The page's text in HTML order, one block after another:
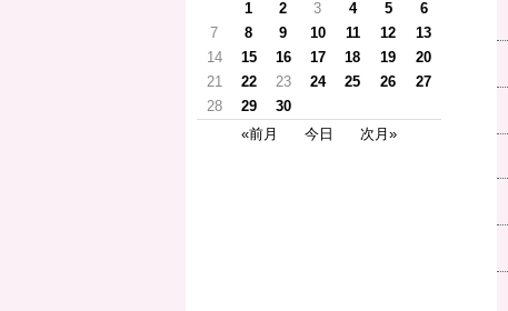
1
2 3 4 5
6
7
8 9 10 11 12
13
14
15 16 17 18 19
20
21
22 23 24 25 26
27
28
29
30
«前月
今日 次月»